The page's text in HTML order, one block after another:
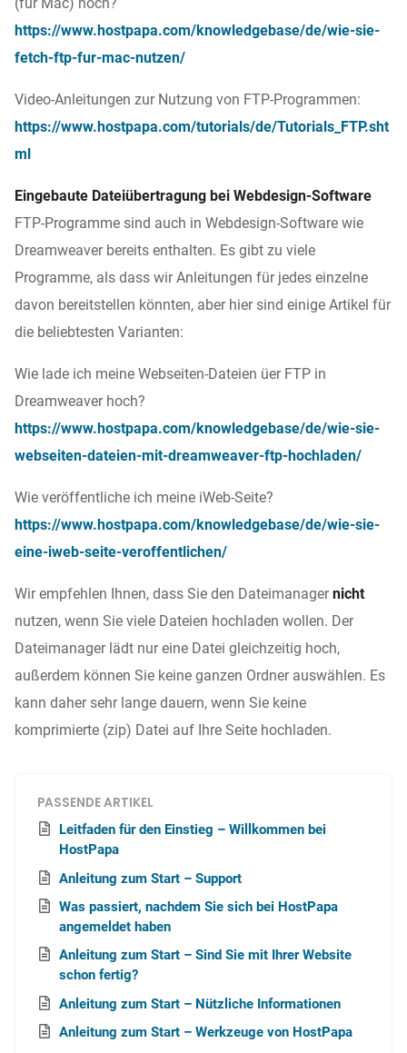
https://www.hostpapa.com/knowledgebase/de/wie-sie-
fetch-ftp-fur-mac-nutzen/
Video-Anleitungen zur Nutzung von FTP-Programmen:
https://www.hostpapa.com/tutorials/de/Tutorials_FTP.sht
ml
Eingebaute Dateiübertragung bei Webdesign-Software
FTP-Programme sind auch in Webdesign-Software wie
Dreamweaver bereits enthalten. Es gibt zu viele
Programme, als dass wir Anleitungen für jedes einzelne
davon bereitstellen könnten, aber hier sind einige Artikel für
die beliebtesten Varianten:
Wie lade ich meine Webseiten-Dateien üer FTP in
Dreamweaver hoch?
https://www.hostpapa.com/knowledgebase/de/wie-sie-
webseiten-dateien-mit-dreamweaver-ftp-hochladen/
Wie veröffentliche ich meine iWeb-Seite?
https://www.hostpapa.com/knowledgebase/de/wie-sie-
eine-iweb-seite-veroffentlichen/
Wir empfehlen Ihnen, dass Sie den Dateimanagernicht
nutzen, wenn Sie viele Dateien hochladen wollen. Der
Dateimanager lädt nur eine Datei gleichzeitig hoch,
außerdem können Sie keine ganzen Ordner auswählen. Es
kann daher sehr lange dauern, wenn Sie keine
komprimierte (zip) Datei auf Ihre Seite hochladen.
PASSENDE ARTIKEL
Leitfaden für den Einstieg – Willkommen bei
HostPapa
Anleitung zum Start – Support
Was passiert, nachdem Sie sich bei HostPapa
angemeldet haben
Anleitung zum Start – Sind Sie mit Ihrer Website
schon fertig?
Anleitung zum Start – Nützliche Informationen
Anleitung zum Start – Werkzeuge von HostPapa